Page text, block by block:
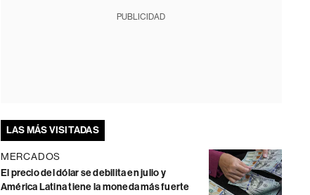
PUBLICIDAD
LAS MÁS VISITADAS
MERCADOS
El precio del dólar se debilita en julio y
América Latina tiene la moneda más fuerte